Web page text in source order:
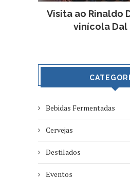
Visita ao Rinaldo
vinícola Dal
Bebidas Fermentadas
Cervejas
Destilados
Eventos